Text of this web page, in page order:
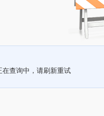
在查询中，请刷新重试